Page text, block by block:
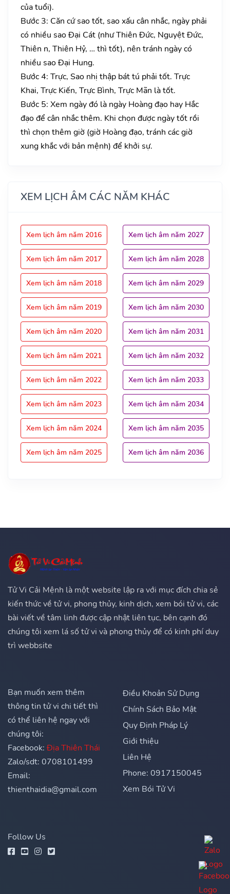
của tuổi).
Bước 3: Căn cứ sao tốt, sao xấu cân nhắc, ngày phải
có nhiều sao Đại Cát (như Thiên Đức, Nguyệt Đức,
Thiên n, Thiên Hỷ, … thì tốt), nên tránh ngày có
nhiều sao Đại Hung.
Bước 4: Trực, Sao nhị thập bát tú phải tốt. Trực
Khai, Trực Kiến, Trực Bình, Trực Mãn là tốt.
Bước 5: Xem ngày đó là ngày Hoàng đạo hay Hắc
đạo để cân nhắc thêm. Khi chọn được ngày tốt rồi
thì chọn thêm giờ (giờ Hoàng đạo, tránh các giờ
xung khắc với bản mệnh) để khởi sự.
XEM LỊCH ÂM CÁC NĂM KHÁC
Xem lịch âm năm 2016
Xem lịch âm năm 2017
Xem lịch âm năm 2018
Xem lịch âm năm 2019
Xem lịch âm năm 2020
Xem lịch âm năm 2021
Xem lịch âm năm 2022
Xem lịch âm năm 2023
Xem lịch âm năm 2024
Xem lịch âm năm 2025
Xem lịch âm năm 2027
Xem lịch âm năm 2028
Xem lịch âm năm 2029
Xem lịch âm năm 2030
Xem lịch âm năm 2031
Xem lịch âm năm 2032
Xem lịch âm năm 2033
Xem lịch âm năm 2034
Xem lịch âm năm 2035
Xem lịch âm năm 2036
Tử Vi Cải Mệnh là một website lập ra với mục đích chia sẻ
kiến thức về tử vi, phong thủy, kinh dịch, xem bói tử vi, các
bài viết về tâm linh được cập nhật liên tục, bên cạnh đó
chúng tôi xem lá số tử vi và phong thủy để có kinh phí duy
trì webbsite
Bạn muốn xem thêm
thông tin tử vi chi tiết thì
có thể liên hệ ngay với
chúng tôi:
Facebook: Địa Thiên Thái
Zalo/sdt: 0708101499
Email:
thienthaidia@gmail.com
Điều Khoản Sử Dụng
Chính Sách Bảo Mật
Quy Định Pháp Lý
Giới thiệu
Liên Hệ
Phone: 0917150045
Xem Bói Tử Vi
Follow Us